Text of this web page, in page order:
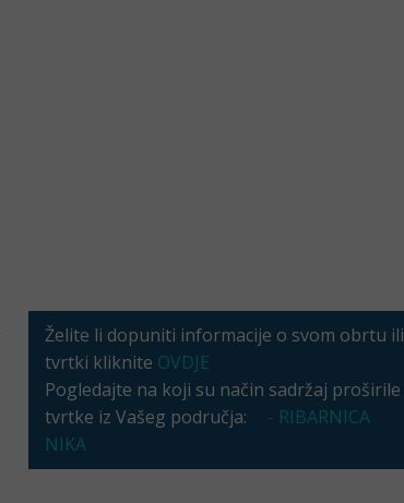
Želite li dopuniti informacije o svom obrtu ili
tvrtki kliknite OVDJE
Pogledajte na koji su način sadržaj proširile
tvrtke iz Vašeg područja:
- RIBARNICA
NIKA